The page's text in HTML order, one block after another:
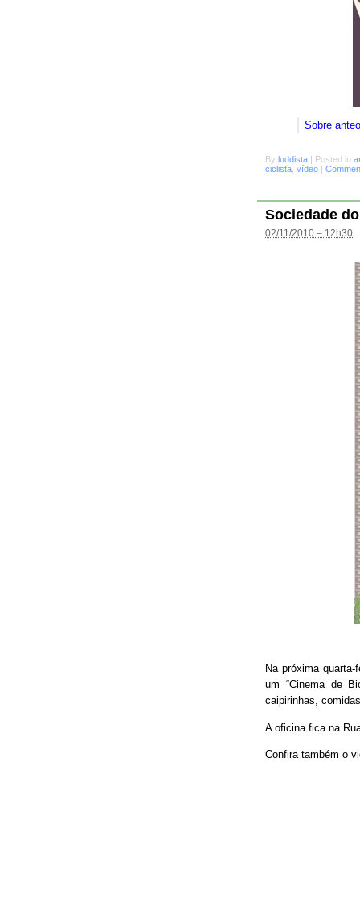
Sobre
By luddista Posted in
ciclista vídeo
Sociedade
02/11/2010 – 12h30
Na próxima
um “Cinema de
caipirinhas,
A oficina fica na
Confira também o